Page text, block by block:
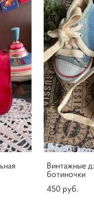
Винтажные
ботиночки
450 pуб.